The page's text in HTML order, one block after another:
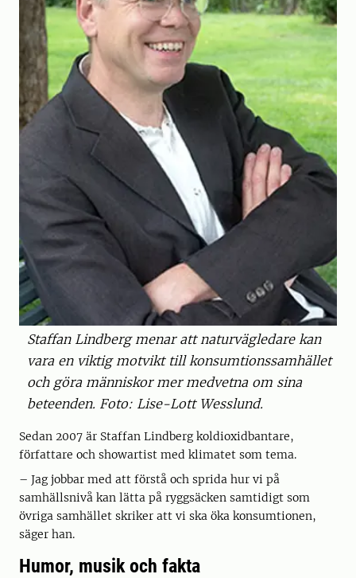
Staffan Lindberg menar att naturvägledare kan
vara en viktig motvikt till konsumtionssamhället
och göra människor mer medvetna om sina
beteenden. Foto: Lise-Lott Wesslund.
Sedan 2007 är Staffan Lindberg koldioxidbantare,
författare och showartist med klimatet som tema.
– Jag jobbar med att förstå och sprida hur vi på
samhällsnivå kan lätta på ryggsäcken samtidigt som
övriga samhället skriker att vi ska öka konsumtionen,
säger han.
Humor, musik och fakta